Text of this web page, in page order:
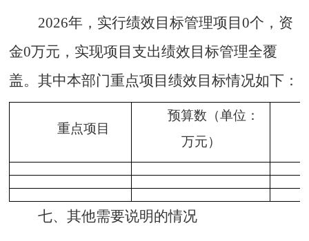
2026年，实行绩效目标管理项目0个，资
金0万元，实现项目支出绩效目标管理全覆
盖。其中本部门重点项目绩效目标情况如下 ：
重点项目
预算数（单位：
万元）
七、其他需要说明的情况